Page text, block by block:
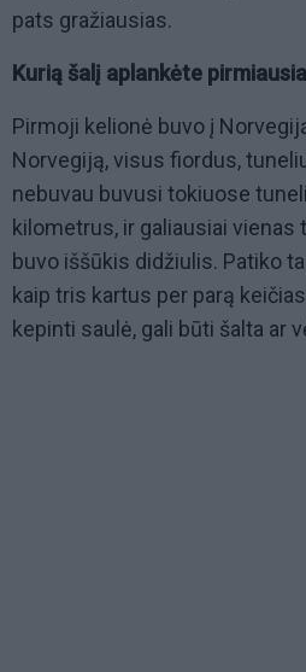
pats gražiausias.
Kurią šalį aplankėte
Pirmoji kelionė buvo į
Norvegiją, visus fiordus,
nebuvau buvusi tokiuose
kilometrus, ir galiausiai vienas
buvo iššūkis didžiulis. Patiko
kaip tris kartus per parą
kepinti saulė, gali būti šalta ar